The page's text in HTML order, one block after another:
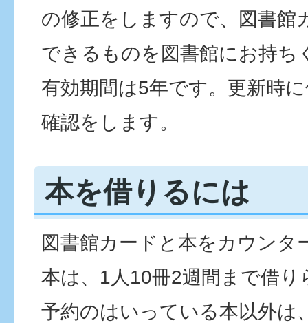
の修正をしますので、図書館
できるものを図書館にお持ち
有効期間は5年です。更新時
確認をします。
本を借りるには
図書館カードと本をカウンタ
本は、1人10冊2週間まで借り
予約のはいっている本以外は